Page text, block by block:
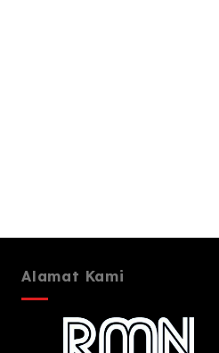
Alamat Kami